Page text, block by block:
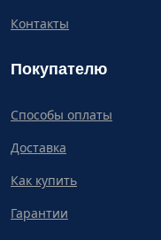
Контакты
Покупателю
Способы оплаты
Доставка
Как купить
Гарантии